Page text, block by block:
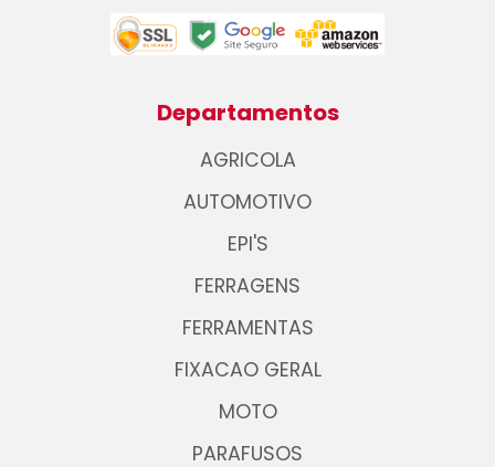
Departamentos
AGRICOLA
AUTOMOTIVO
EPI'S
FERRAGENS
FERRAMENTAS
FIXACAO GERAL
MOTO
PARAFUSOS